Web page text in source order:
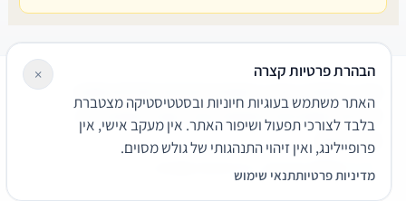
שירותים משפטיים
דרושים צור קשר נגישותפרטיות
תנאי שימוש
© 2026 הפירמה. כל הזכויות שמורות.
הבהרת פרטיות קצרה
האתר משתמש בעוגיות חיוניות ובסטטיסטיקה מצטברת
בלבד לצורכי תפעול ושיפור האתר. אין מעקב אישי, אין
פרופיילינג, ואין זיהוי התנהגותי של גולש מסוים.
מדיניות פרטיותתנאי שימוש
×